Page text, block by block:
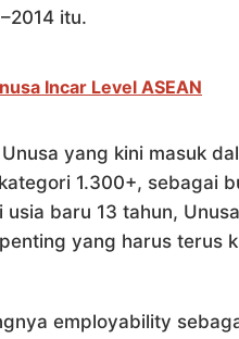
itu.
Incar Level ASEAN
yang kini masuk
1.300+, sebagai
usia baru 13 tahun,
yang harus terus
employability